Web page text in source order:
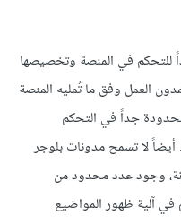
للتحكم في المنصة وتخصيصها
العمل وفق ما تُمليه المنصة
جداً في التحكم
أيضاً لا تسمح مدونات بلوجر
وجود عدد محدود من
في آلية ظهور المواضيع